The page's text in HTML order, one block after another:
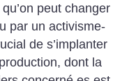
peut changer
par un activisme-
de s’implanter
dont la